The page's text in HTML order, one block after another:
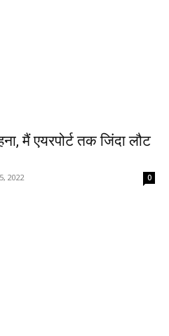
मैं एयरपोर्ट तक जिंदा लौट
2022 0